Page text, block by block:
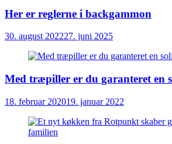
Her er reglerne i backgammon
30. august 202227. juni 2025
Med træpiller er du garanteret en
18. februar 202019. januar 2022